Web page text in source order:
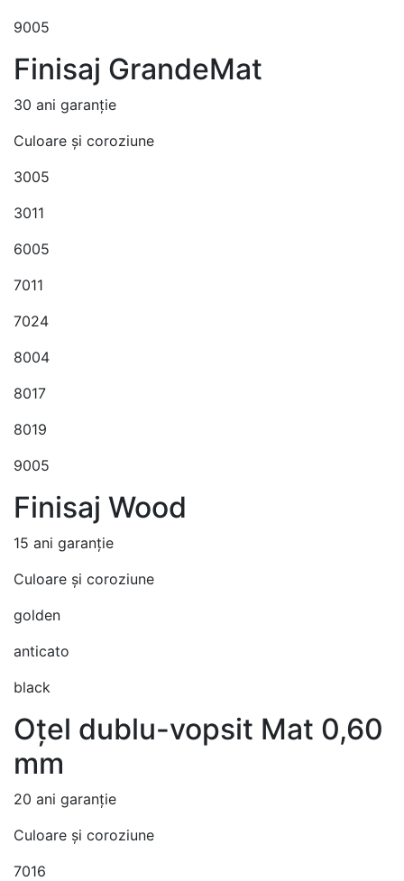
9005
Finisaj GrandeMat
30 ani garanție
Culoare și coroziune
3005
3011
6005
7011
7024
8004
8017
8019
9005
Finisaj Wood
15 ani garanție
Culoare și coroziune
golden
anticato
black
Oțel dublu-vopsit Mat 0,60
mm
20 ani garanție
Culoare și coroziune
7016